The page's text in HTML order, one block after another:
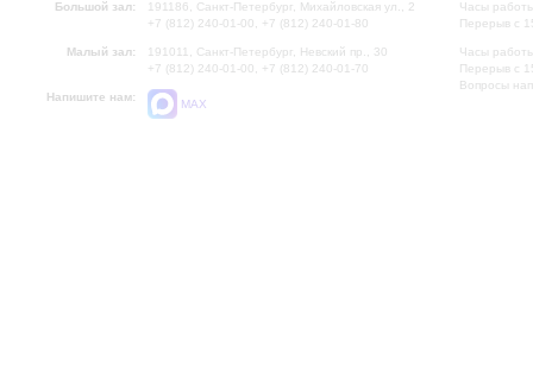
Большой зал:
191186, Санкт-Петербург, Михайловская ул., 2
+7 (812) 240-01-00, +7 (812) 240-01-80
Малый зал:
191011, Санкт-Петербург, Невский пр., 30
+7 (812) 240-01-00, +7 (812) 240-01-70
Напишите нам:
MAX
Часы
Перерыв с
Часы
Перерыв с
Вопросы